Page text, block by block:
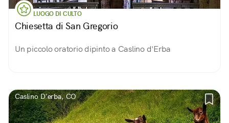
LUOGO DI CULTO
Chiesetta di San Gregorio
Un piccolo oratorio dipinto a Caslino d'Erba
Caslino D'erba, CO